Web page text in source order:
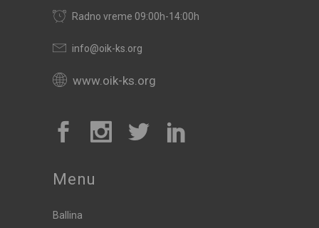
Radno vreme 09:00h-14:00h
info@oik-ks.org
www.oik-ks.org
Menu
Ballina